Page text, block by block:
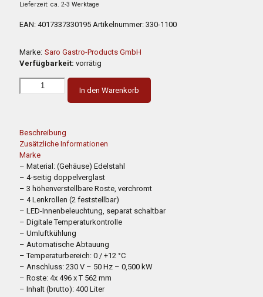
3.894,00 €
Lieferzeit: ca. 2-3 Werktage
EAN: 4017337330195 Artikelnummer: 330-1100
Marke: Saro Gastro-Products GmbH
Verfügbarkeit: vorrätig
In den Warenkorb
Beschreibung
Zusätzliche Informationen
Marke
– Material: (Gehäuse) Edelstahl
– 4-seitig doppelverglast
– 3 höhenverstellbare Roste, verchromt
– 4 Lenkrollen (2 feststellbar)
– LED-Innenbeleuchtung, separat schaltbar
– Digitale Temperaturkontrolle
– Umluftkühlung
– Automatische Abtauung
– Temperaturbereich: 0 / +12 °C
– Anschluss: 230 V – 50 Hz – 0,500 kW
– Roste: 4x 496 x T 562 mm
– Inhalt (brutto): 400 Liter